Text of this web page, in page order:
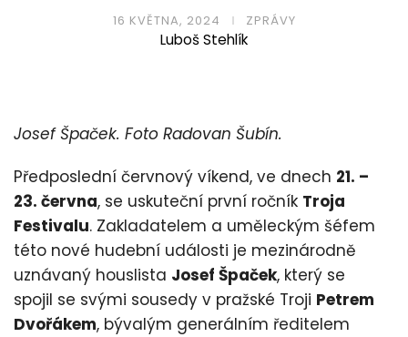
16 KVĚTNA, 2024 ZPRÁVY
Luboš Stehlík
Josef Špaček. Foto Radovan Šubín.
Předposlední červnový víkend, ve dnech 21. –
23. června, se uskuteční první ročník Troja
Festivalu. Zakladatelem a uměleckým šéfem
této nové hudební události je mezinárodně
uznávaný houslista Josef Špaček, který se
spojil se svými sousedy v pražské Troji Petrem
Dvořákem, bývalým generálním ředitelem